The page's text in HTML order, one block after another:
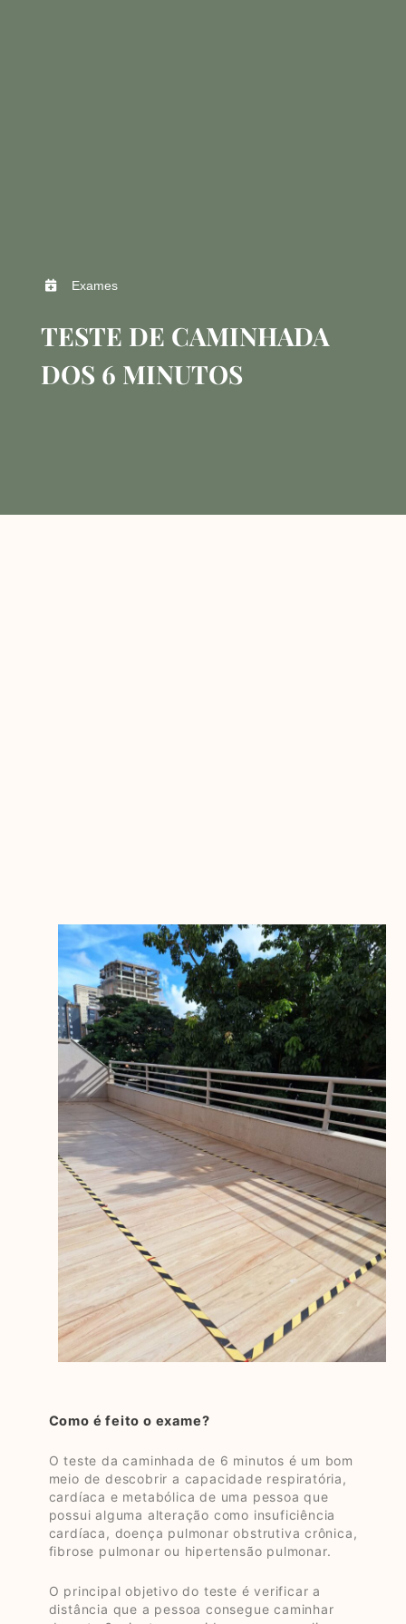
Exames
TESTE DE CAMINHADA
DOS 6 MINUTOS
Como é feito o exame?
O teste da caminhada de 6 minutos é um bom
meio de descobrir a capacidade respiratória,
cardíaca e metabólica de uma pessoa que
possui alguma alteração como insuficiência
cardíaca, doença pulmonar obstrutiva crônica,
fibrose pulmonar ou hipertensão pulmonar.
O principal objetivo do teste é verificar a
distância que a pessoa consegue caminhar